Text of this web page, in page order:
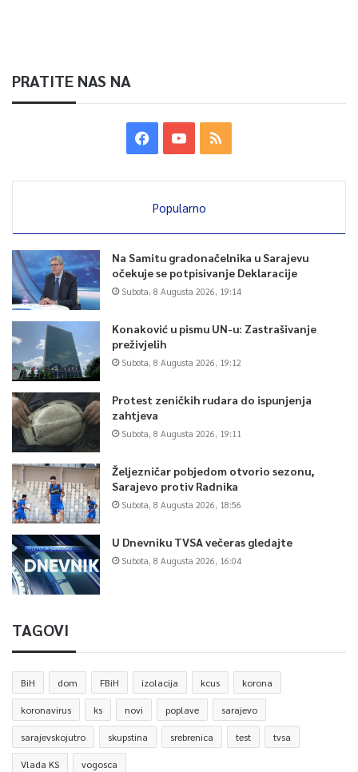
PRATITE NAS NA
Popularno
Na Samitu gradonačelnika u Sarajevu
očekuje se potpisivanje Deklaracije
Subota, 8 Augusta 2026, 19:14
Konaković u pismu UN-u: Zastrašivanje
preživjelih
Subota, 8 Augusta 2026, 19:12
Protest zeničkih rudara do ispunjenja
zahtjeva
Subota, 8 Augusta 2026, 19:11
Željezničar pobjedom otvorio sezonu,
Sarajevo protiv Radnika
Subota, 8 Augusta 2026, 18:56
U Dnevniku TVSA večeras gledajte
Subota, 8 Augusta 2026, 16:04
TAGOVI
BiH dom FBiH izolacija kcus korona
koronavirus ks novi poplave sarajevo
sarajevskojutro skupstina srebrenica test tvsa
Vlada KS vogosca